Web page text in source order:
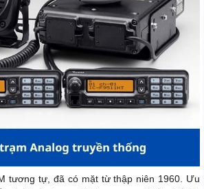
tương tự, đã có mặt từ thập niên 1960. Ưu